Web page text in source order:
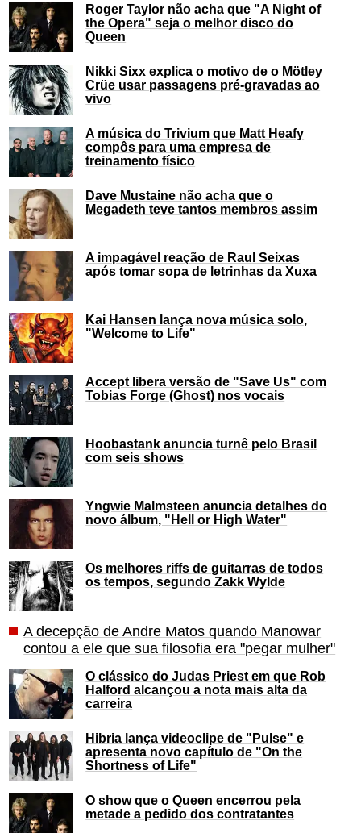
Roger Taylor não acha que "A Night of
the Opera" seja o melhor disco do
Queen
Nikki Sixx explica o motivo de o Mötley
Crüe usar passagens pré-gravadas ao
vivo
A música do Trivium que Matt Heafy
compôs para uma empresa de
treinamento físico
Dave Mustaine não acha que o
Megadeth teve tantos membros assim
A impagável reação de Raul Seixas
após tomar sopa de letrinhas da Xuxa
Kai Hansen lança nova música solo,
"Welcome to Life"
Accept libera versão de "Save Us" com
Tobias Forge (Ghost) nos vocais
Hoobastank anuncia turnê pelo Brasil
com seis shows
Yngwie Malmsteen anuncia detalhes do
novo álbum, "Hell or High Water"
Os melhores riffs de guitarras de todos
os tempos, segundo Zakk Wylde
A decepção de Andre Matos quando Manowar
contou a ele que sua filosofia era "pegar mulher"
O clássico do Judas Priest em que Rob
Halford alcançou a nota mais alta da
carreira
Hibria lança videoclipe de "Pulse" e
apresenta novo capítulo de "On the
Shortness of Life"
O show que o Queen encerrou pela
metade a pedido dos contratantes